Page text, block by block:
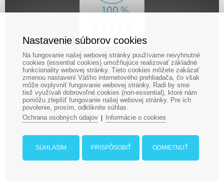
Kontakty
LUDOPOLIS
Ludopolis, s.r.o., Jégého 14
821 08 Bratislava
Nastavenie súborov cookies
Na fungovanie našej webovej stránky používame nevyhnutné
cookies (essential cookies) umožňujúce realizovať základné
funkcionality webovej stránky. Tieto cookies môžete zakázať
zmenou nastavení Vášho internetového prehliadača, čo však
môže ovplyvniť fungovanie webovej stránky. Radi by sme
tiež využívali dobrovoľné cookies (non-essential), ktoré nám
pomôžu zlepšiť fungovanie našej webovej stránky. Pre ich
povolenie, prosím, odkliknite súhlas.
Ochrana osobných údajov| Informácie o cookies
SÚHLASÍM PRISPÔSOBIŤ ODMIETNUŤ